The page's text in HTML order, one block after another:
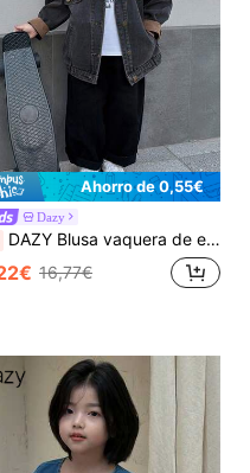
Ahorro de 0,55€
Dazy
DAZY Blusa vaquera de estilo coreano casual lavada de color contrastante para niñas jóvenes
16,77€